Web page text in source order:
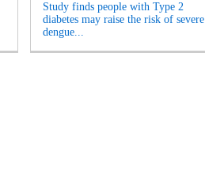
Study finds people with Type 2
diabetes may raise the risk of severe
dengue...